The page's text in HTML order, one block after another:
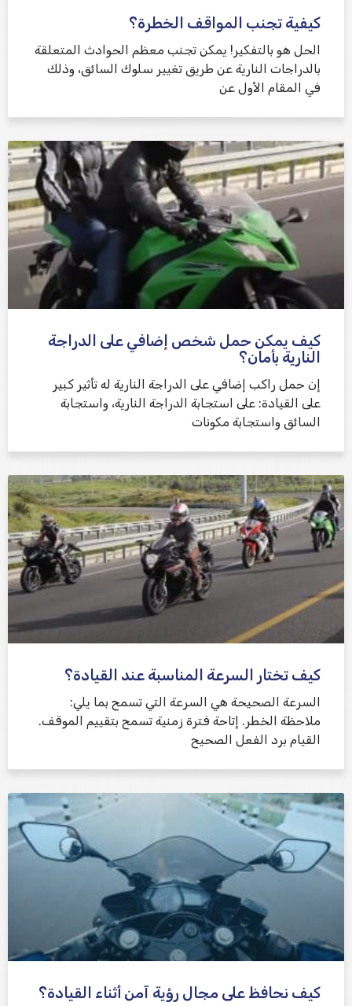
كيفية تجنب المواقف الخطرة؟
الحل هو بالتفكير! يمكن تجنب معظم الحوادث المتعلقة
بالدراجات النارية عن طريق تغيير سلوك السائق، وذلك
في المقام الأول عن
كيف يمكن حمل شخص إضافي على الدراجة
النارية بأمان؟
إن حمل راكب إضافي على الدراجة النارية له تأثير كبير
على القيادة: على استجابة الدراجة النارية، واستجابة
السائق واستجابة مكونات
كيف تختار السرعة المناسبة عند القيادة؟
السرعة الصحيحة هي السرعة التي تسمح بما يلي:
ملاحظة الخطر. إتاحة فترة زمنية تسمح بتقييم الموقف.
القيام برد الفعل الصحيح
كيف نحافظ على مجال رؤية آمن أثناء القيادة؟